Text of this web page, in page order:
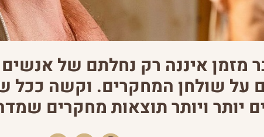
מזמן איננה רק נחלתם של אנשים
על שולחן המחקרים. וקשה ככל
יותר ויותר תוצאות מחקרים